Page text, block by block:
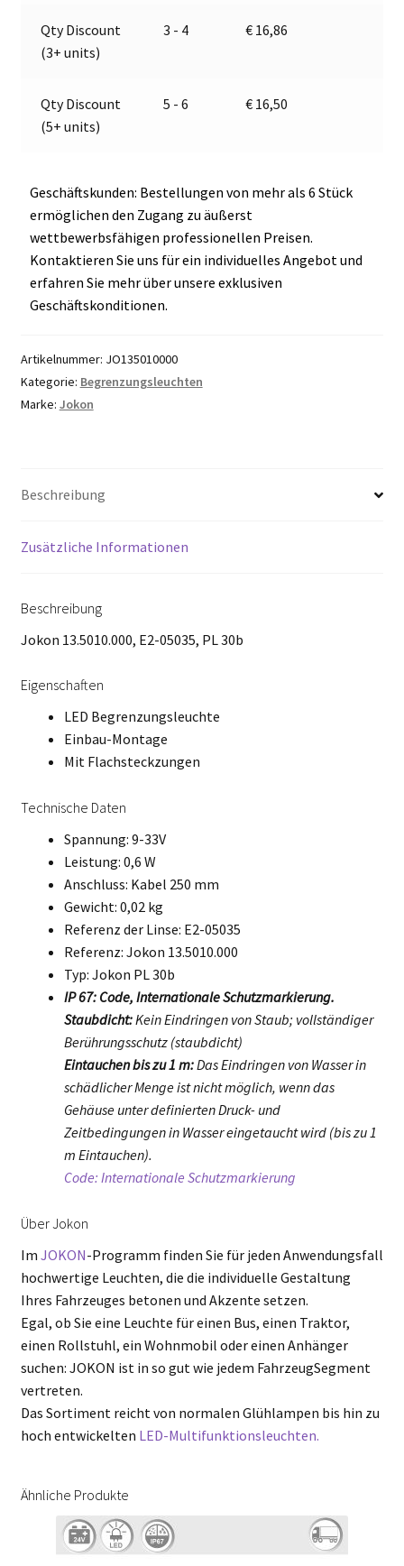
Menge
e
Qty Discount
(3+ units)
3 - 4 € 16,86
Qty Discount
(5+ units)
5 - 6 € 16,50
Geschäftskunden: Bestellungen von mehr als 6 Stück
ermöglichen den Zugang zu äußerst
wettbewerbsfähigen professionellen Preisen.
Kontaktieren Sie uns für ein individuelles Angebot und
erfahren Sie mehr über unsere exklusiven
Geschäftskonditionen.
Artikelnummer: JO135010000
Kategorie: Begrenzungsleuchten
Marke: Jokon
Beschreibung
Zusätzliche Informationen
Beschreibung
Jokon 13.5010.000, E2-05035, PL 30b
Eigenschaften
LED Begrenzungsleuchte
Einbau-Montage
Mit Flachsteckzungen
Technische Daten
Spannung: 9-33V
Leistung: 0,6 W
Anschluss: Kabel 250 mm
Gewicht: 0,02 kg
Referenz der Linse: E2-05035
Referenz: Jokon 13.5010.000
Typ: Jokon PL 30b
IP 67: Code, Internationale Schutzmarkierung.
Staubdicht:Kein Eindringen von Staub; vollständiger
Berührungsschutz (staubdicht)
Eintauchen bis zu 1 m:Das Eindringen von Wasser in
schädlicher Menge ist nicht möglich, wenn das
Gehäuse unter definierten Druck- und
Zeitbedingungen in Wasser eingetaucht wird (bis zu 1
m Eintauchen).
Code: Internationale Schutzmarkierung
Über Jokon
Im JOKON-Programm finden Sie für jeden Anwendungsfall
hochwertige Leuchten, die die individuelle Gestaltung
Ihres Fahrzeuges betonen und Akzente setzen.
Egal, ob Sie eine Leuchte für einen Bus, einen Traktor,
einen Rollstuhl, ein Wohnmobil oder einen Anhänger
suchen: JOKON ist in so gut wie jedem FahrzeugSegment
vertreten.
Das Sortiment reicht von normalen Glühlampen bis hin zu
hoch entwickelten LED-Multifunktionsleuchten.
Ähnliche Produkte